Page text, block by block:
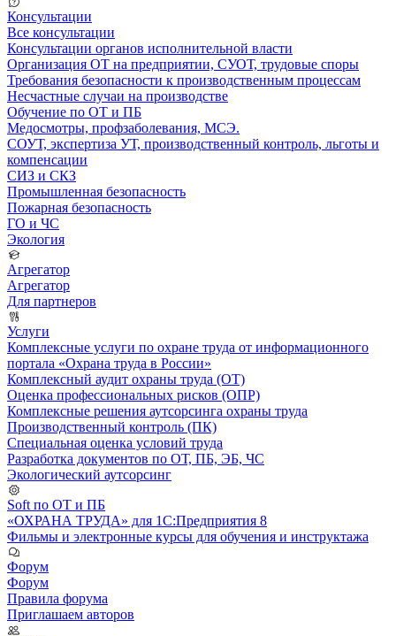
Консультации
Все консультации
Консультации органов исполнительной власти
Организация ОТ на предприятии, СУОТ, трудовые споры
Требования безопасности к производственным процессам
Несчастные случаи на производстве
Обучение по ОТ и ПБ
Медосмотры, профзаболевания, МСЭ.
СОУТ, экспертиза УТ, производственный контроль, льготы и
компенсации
СИЗ и СКЗ
Промышленная безопасность
Пожарная безопасность
ГО и ЧС
Экология
Агрегатор
Агрегатор
Для партнеров
Услуги
Комплексные услуги по охране труда от информационного
портала «Охрана труда в России»
Комплексный аудит охраны труда (ОТ)
Оценка профессиональных рисков (ОПР)
Комплексные решения аутсорсинга охраны труда
Производственный контроль (ПК)
Специальная оценка условий труда
Разработка документов по ОТ, ПБ, ЭБ, ЧС
Экологический аутсорсинг
Soft по ОТ и ПБ
«ОХРАНА ТРУДА» для 1С:Предприятия 8
Фильмы и электронные курсы для обучения и инструктажа
Форум
Форум
Правила форума
Приглашаем авторов